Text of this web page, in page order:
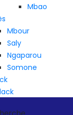
Mbao
Mbour
Saly
Ngaparou
Somone